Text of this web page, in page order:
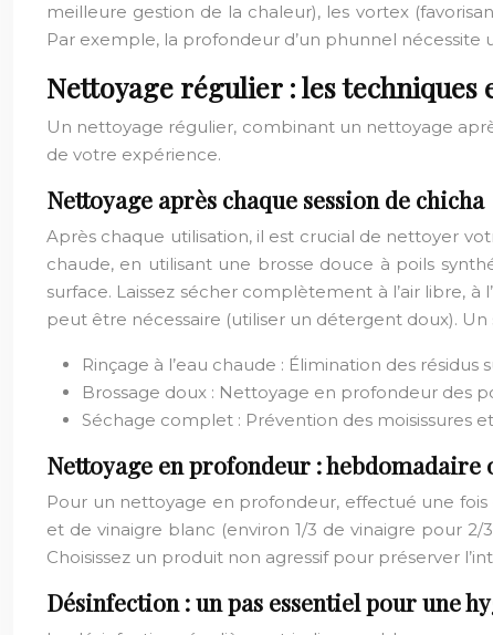
meilleure gestion de la chaleur), les vortex
Par exemple, la profondeur d’un phunnel nécessite
Nettoyage régulier : les techniques
Un nettoyage régulier, combinant un nettoyage
de votre expérience.
Nettoyage après chaque session de chicha
Après chaque utilisation, il est crucial de nettoyer
chaude, en utilisant une brosse douce à poils
surface. Laissez sécher complètement à l’air libre,
peut être nécessaire (utiliser un détergent doux).
Rinçage à l’eau chaude : Élimination des résidus
Brossage doux : Nettoyage en profondeur des
Séchage complet : Prévention des moisissures
Nettoyage en profondeur : hebdomadaire
Pour un nettoyage en profondeur, effectué une fois
et de vinaigre blanc (environ 1/3 de vinaigre pour
Choisissez un produit non agressif pour préserver
Désinfection : un pas essentiel pour une